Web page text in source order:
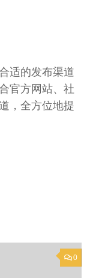
适的发布渠道
官方网站、社
，全方位地提
0